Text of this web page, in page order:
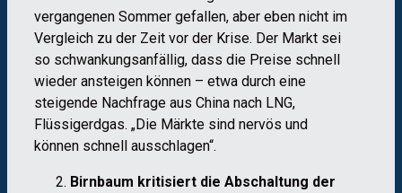
vergangenen Sommer gefallen, aber eben nicht im
Vergleich zu der Zeit vor der Krise. Der Markt sei
so schwankungsanfällig, dass die Preise schnell
wieder ansteigen können – etwa durch eine
steigende Nachfrage aus China nach LNG,
Flüssigerdgas. „Die Märkte sind nervös und
können schnell ausschlagen“.
Birnbaum kritisiert die Abschaltung der